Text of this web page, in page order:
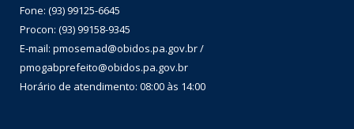
Fone: (93) 99125-6645
Procon: (93) 99158-9345
E-mail: pmosemad@obidos.pa.gov.br /
pmogabprefeito@obidos.pa.gov.br
Horário de atendimento: 08:00 às 14:00